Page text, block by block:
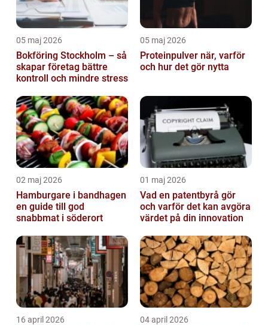
05 maj 2026
Bokföring Stockholm – så
skapar företag bättre
kontroll och mindre stress
05 maj 2026
Proteinpulver när, varför
och hur det gör nytta
02 maj 2026
Hamburgare i bandhagen
en guide till god
snabbmat i söderort
01 maj 2026
Vad en patentbyrå gör
och varför det kan avgöra
värdet på din innovation
16 april 2026 04 april 2026